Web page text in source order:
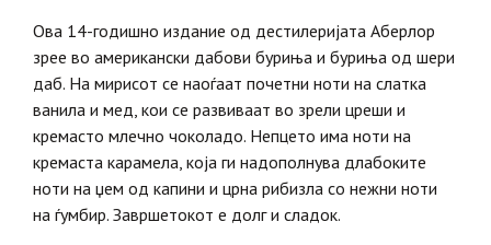
Ова 14-годишно издание од дестилеријата Аберлор
зрее во американски дабови буриња и буриња од шери
даб. На мирисот се наоѓаат почетни ноти на слатка
ванила и мед, кои се развиваат во зрели цреши и
кремасто млечно чоколадо. Непцето има ноти на
кремаста карамела, која ги надополнува длабоките
ноти на џем од капини и црна рибизла со нежни ноти
на ѓумбир. Завршетокот е долг и сладок.